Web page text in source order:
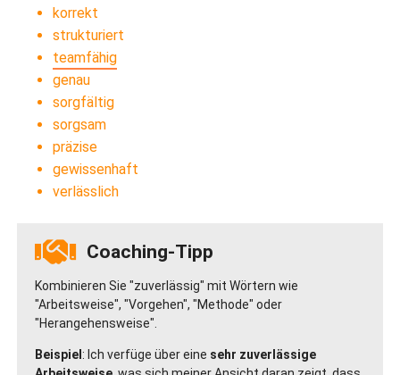
korrekt
strukturiert
teamfähig
genau
sorgfältig
sorgsam
präzise
gewissenhaft
verlässlich
Coaching-Tipp
Kombinieren Sie "zuverlässig" mit Wörtern wie
"Arbeitsweise", "Vorgehen", "Methode" oder
"Herangehensweise".
Beispiel : Ich verfüge über eine sehr zuverlässige